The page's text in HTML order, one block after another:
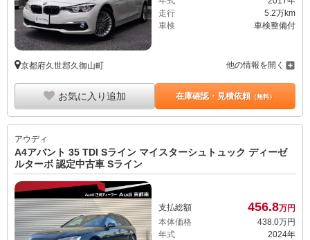
走行
5.2万km
車検
車検整備付
京都府久世郡久御山町 他の情報を開く
お気に入り追加 在庫確認・見積依頼（無料）
アウディ
A4アバント 35 TDI Sライン マイスターシュトュック ディーゼ
ルターボ 認定中古車 Sライン
支払総額 456.8万円
本体価格
438. 0万円
年式
2024年